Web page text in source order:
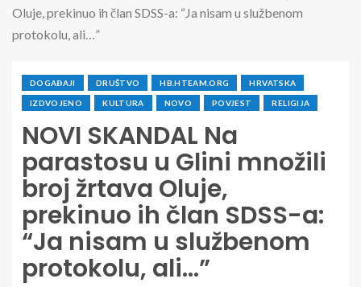
Oluje, prekinuo ih član SDSS-a: “Ja nisam u službenom
protokolu, ali…”
DOGAĐAJI DRUŠTVO HB.HTEAM.ORG HRVATSKA
IZDVOJENO KULTURA NOVO POVJEST RELIGIJA
NOVI SKANDAL Na
parastosu u Glini množili
broj žrtava Oluje,
prekinuo ih član SDSS-a:
“Ja nisam u službenom
protokolu, ali…”